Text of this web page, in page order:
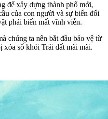
để xây dựng thành phố mới,
của con người và sự biến đổi
phải biến mất vĩnh viễn.
chúng ta nên bắt đầu bảo vệ từ
xóa sổ khỏi Trái đất mãi mãi.